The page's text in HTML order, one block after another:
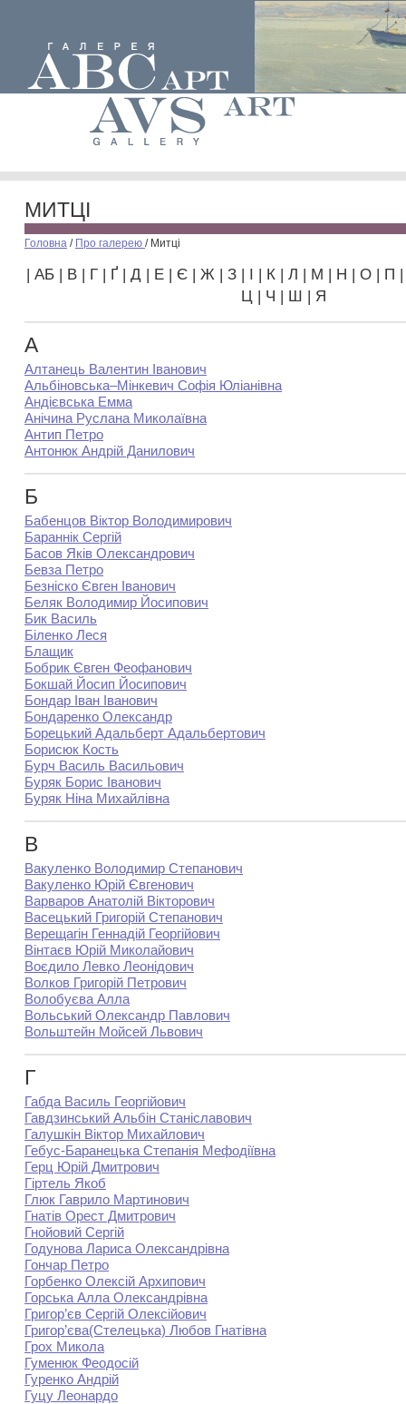
МИТЦІ
Головна / Про галерею / Митці
| АБ | В | Г | Ґ | Д | Е | Є | Ж | З | І | К | Л | М | Н | О | П
Ц | Ч | Ш | Я
А
Алтанець Валентин Іванович
Альбіновська–Мінкевич Софія Юліанівна
Андієвська Емма
Анічина Руслана Миколаївна
Антип Петро
Антонюк Андрій Данилович
Б
Бабенцов Віктор Володимирович
Бараннік Сергій
Басов Яків Олександрович
Бевза Петро
Безніско Євген Іванович
Беляк Володимир Йосипович
Бик Василь
Біленко Леся
Блащик
Бобрик Євген Феофанович
Бокшай Йосип Йосипович
Бондар Іван Іванович
Бондаренко Олександр
Борецький Адальберт Адальбертович
Борисюк Кость
Бурч Василь Васильович
Буряк Борис Іванович
Буряк Ніна Михайлівна
В
Вакуленко Володимир Степанович
Вакуленко Юрій Євгенович
Варваров Анатолій Вікторович
Васецький Григорій Степанович
Верещагін Геннадій Георгійович
Вінтаєв Юрій Миколайович
Воєдило Левко Леонідович
Волков Григорій Петрович
Волобуєва Алла
Вольський Олександр Павлович
Вольштейн Мойсей Львович
Г
Габда Василь Георгійович
Гавдзинський Альбін Станіславович
Галушкін Віктор Михайлович
Гебус-Баранецька Степанія Мефодіївна
Герц Юрій Дмитрович
Гіртель Якоб
Глюк Гаврило Мартинович
Гнатів Орест Дмитрович
Гнойовий Сергій
Годунова Лариса Олександрівна
Гончар Петро
Горбенко Олексій Архипович
Горська Алла Олександрівна
Григор’єв Сергій Олексійович
Григор’єва(Стелецька) Любов Гнатівна
Грох Микола
Гуменюк Феодосій
Гуренко Андрій
Гуцу Леонардо